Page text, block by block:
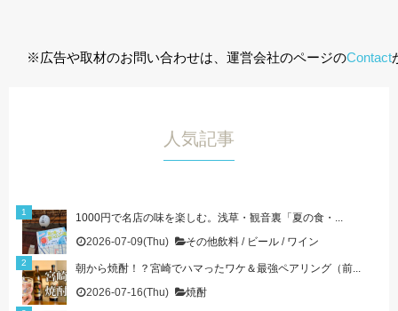
※広告や取材のお問い合わせは、運営会社のページのContact
人気記事
1000円で名店の味を楽しむ。浅草・観音裏「夏の食・...
2026-07-09(Thu)
その他飲料 / ビール / ワイン
朝から焼酎！？宮崎でハマったワケ＆最強ペアリング（前...
2026-07-16(Thu)
焼酎